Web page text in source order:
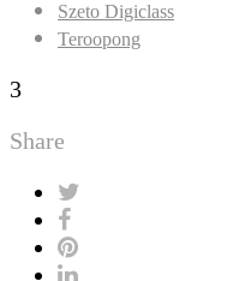
Szeto Digiclass
Teroopong
3
Share